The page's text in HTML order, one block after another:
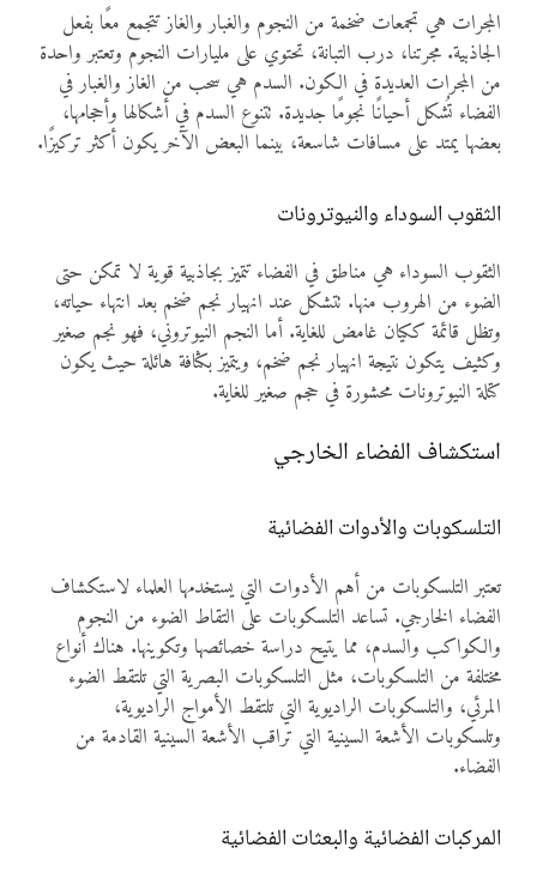
المجرات هي تجمعات ضخمة من النجوم والغبار والغاز تتجمع معًا بفعل
الجاذبية. مجرتنا، درب التبانة، تحتوي على مليارات النجوم وتعتبر واحدة
من المجرات العديدة في الكون. السدم هي سحب من الغاز والغبار في
الفضاء تُشكل أحيانًا نجومًا جديدة. تتنوع السدم في أشكالها وأحجامها،
بعضها يمتد على مسافات شاسعة، بينما البعض الآخر يكون أكثر تركيزًا.
الثقوب السوداء والنيوترونات
الثقوب السوداء هي مناطق في الفضاء تتميز بجاذبية قوية لا تمكن حتى
الضوء من الهروب منها. تتشكل عند انهيار نجم ضخم بعد انتهاء حياته،
وتظل قائمة ككيان غامض للغاية. أما النجم النيوتروني، فهو نجم صغير
وكثيف يتكون نتيجة انهيار نجم ضخم، ويتميز بكثافة هائلة حيث يكون
كتلة النيوترونات محشورة في حجم صغير للغاية.
استكشاف الفضاء الخارجي
التلسكوبات والأدوات الفضائية
تعتبر التلسكوبات من أهم الأدوات التي يستخدمها العلماء لاستكشاف
الفضاء الخارجي. تساعد التلسكوبات على التقاط الضوء من النجوم
والكواكب والسدم، مما يتيح دراسة خصائصها وتكوينها. هناك أنواع
مختلفة من التلسكوبات، مثل التلسكوبات البصرية التي تلتقط الضوء
المرئي، والتلسكوبات الراديوية التي تلتقط الأمواج الراديوية،
وتلسكوبات الأشعة السينية التي تراقب الأشعة السينية القادمة من
الفضاء.
المركبات الفضائية والبعثات الفضائية